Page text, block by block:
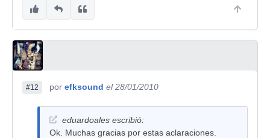
#12 por efksound el 28/01/2010
eduardoales escribió:
Ok. Muchas gracias por estas aclaraciones.